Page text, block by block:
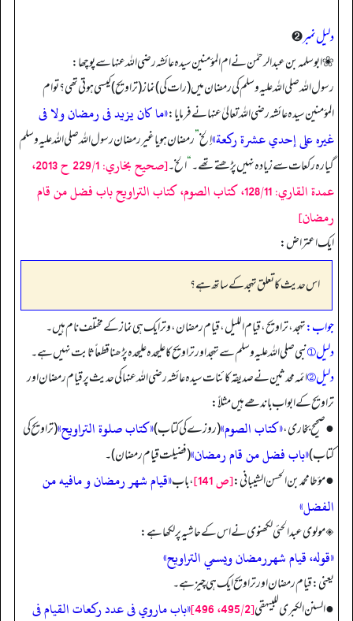
دلیل نمبر➋
❀ ابوسلمہ بن عبدالرحمٰن نے ام المؤمنین سیدہ عائشہ رضی اللہ عنہا سے پوچھا:
رسول اللہ صلی اللہ علیہ وسلم کی رمضان میں (رات کی) نماز (تراویح) کیسی ہوتی تھی؟ تو ام
المؤمنین سیدہ عائشہ رضی اللہ تعالیٰ عنہا نے فرمایا:«ما كان يزيد فى رمضان ولا فى
غيره على إحدي عشرة ركعة»إلخ”رمضان ہو یا غیر رمضان رسول اللہ صلی اللہ علیہ وسلم
گیارہ رکعات سے زیادہ نہیں پڑھتے تھے۔“الخ۔
[صحيح بخاري: 229/1 ح 2013،
عمدة القاري: 128/11، كتاب الصوم، كتاب التراويح باب فضل من قام
رمضان]
ایک اعتراض:
اس حدیث کا تعلق تہجد کے ساتھ ہے؟
جواب:تہجد، تراویح، قیام اللیل، قیام رمضان، وتر ایک ہی نماز کے مختلف نام ہیں۔
دلیل ①نبی صلی اللہ علیہ وسلم سے تہجد اور تراویح کا علیحدہ علیحدہ پڑھنا قطعاً ثابت نہیں ہے۔
دلیل ②ائمہ محدثین نے صدیقہ کائنات سیدہ عائشہ رضی اللہ عنہا کی حدیث پر قیام رمضان اور
تراویح کے ابواب باندھے ہیں مثلاً:
● صحیح بخاری،«كتاب الصوم»(روزے کی کتاب)«كتاب صلوة التراويح»(تراویح کی
کتاب)«باب فضل من قام رمضان»(فضیلت قیام رمضان)۔
● مؤطا محمد بن الحسن الشیبانی:[ص 141] ، باب«قيام شهر رمضان و مافيه من
الفضل»
◈ مولوی عبدالحئی لکھنوی نے اس کے حاشیہ پر لکھا ہے:
«قوله، قيام شهررمضان ويسمي التراويح»
یعنی: قیام رمضان اور تراویح ایک ہی چیز ہے۔
● السنن الکبری للبیہقی[495/2، 496] «باب ماروي فى عدد ركعات القيام فى